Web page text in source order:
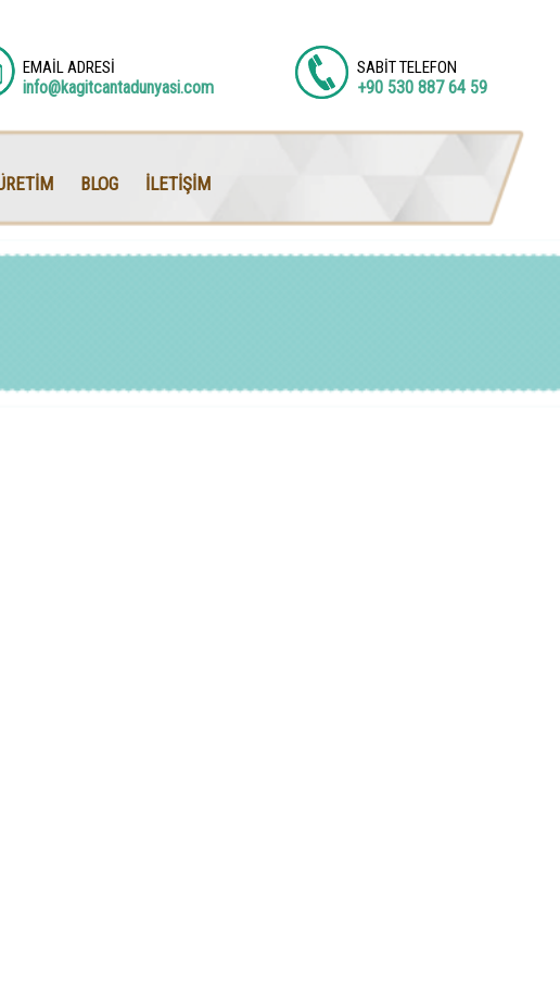
EMAİL ADRESİ
info@kagitcantadunyasi.com
SABİT TELEFON
+90 530 887 64 59
BLOG İLETİŞİM